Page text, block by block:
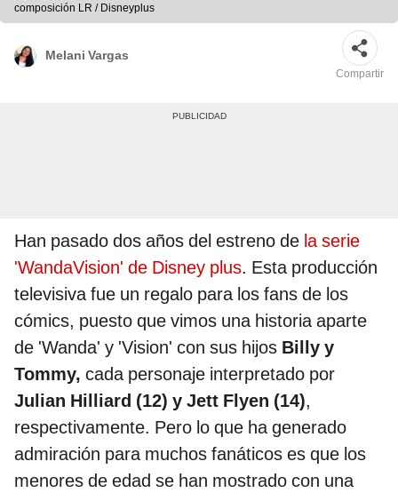
composición LR / Disneyplus
Melani Vargas
Compartir
Han pasado dos años del estreno de la serie
'WandaVision' de Disney plus. Esta producción
televisiva fue un regalo para los fans de los
cómics, puesto que vimos una historia aparte
de 'Wanda' y 'Vision' con sus hijos Billy y
Tommy, cada personaje interpretado por
Julian Hilliard (12) y Jett Flyen (14),
respectivamente. Pero lo que ha generado
admiración para muchos fanáticos es que los
menores de edad se han mostrado con una